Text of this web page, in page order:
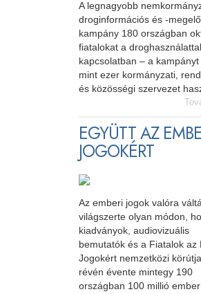
A legnagyobb
droginformációs és -
kampány 180 országban
fiatalokat a droghasználattal
kapcsolatban – a
mint ezer kormányzati,
és közösségi szervezet
EGYÜTT AZ
JOGOKÉRT
Az emberi jogok valóra
világszerte olyan módon,
kiadványok, audiovizuális
bemutatók és a Fiatalok az
Jogokért nemzetközi
révén évente mintegy 190
országban 100 millió